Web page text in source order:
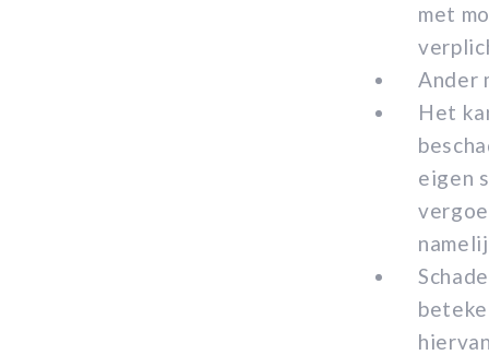
met
Ander
Het
eigen